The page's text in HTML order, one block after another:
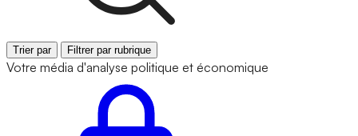
Trier par Filtrer par rubrique
Votre média d'analyse politique et économique